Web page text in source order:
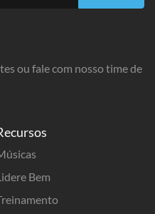
Bem
ou fale com nosso time de